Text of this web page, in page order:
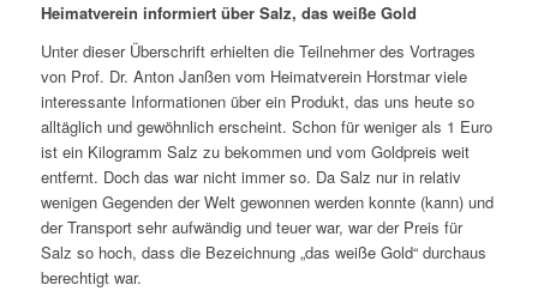
Heimatverein informiert über Salz, das weiße Gold
Unter dieser Überschrift erhielten die Teilnehmer des Vortrages
von Prof. Dr. Anton Janßen vom Heimatverein Horstmar viele
interessante Informationen über ein Produkt, das uns heute so
alltäglich und gewöhnlich erscheint. Schon für weniger als 1 Euro
ist ein Kilogramm Salz zu bekommen und vom Goldpreis weit
entfernt. Doch das war nicht immer so. Da Salz nur in relativ
wenigen Gegenden der Welt gewonnen werden konnte (kann) und
der Transport sehr aufwändig und teuer war, war der Preis für
Salz so hoch, dass die Bezeichnung „das weiße Gold“ durchaus
berechtigt war.